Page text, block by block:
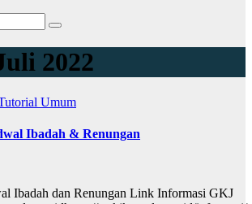
2022
Umum
Ibadah & Renungan
Ibadah dan Renungan Link Informasi GKJ